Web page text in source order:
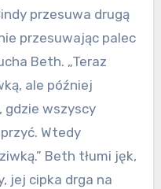
przesuwa drugą
przesuwając palec
Beth. „Teraz
ale później
gdzie wszyscy
Wtedy
Beth tłumi jęk,
jej cipka drga na